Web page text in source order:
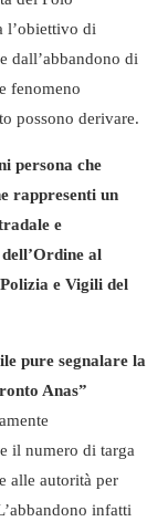
l’obiettivo di
dall’abbandono di
fenomeno
possono derivare.
persona che
rappresenti un
e
al
e Vigili del
pure segnalare la
Anas”
il numero di targa
alle autorità per
infatti